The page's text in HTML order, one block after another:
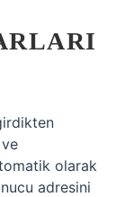
ve
olarak
adresini